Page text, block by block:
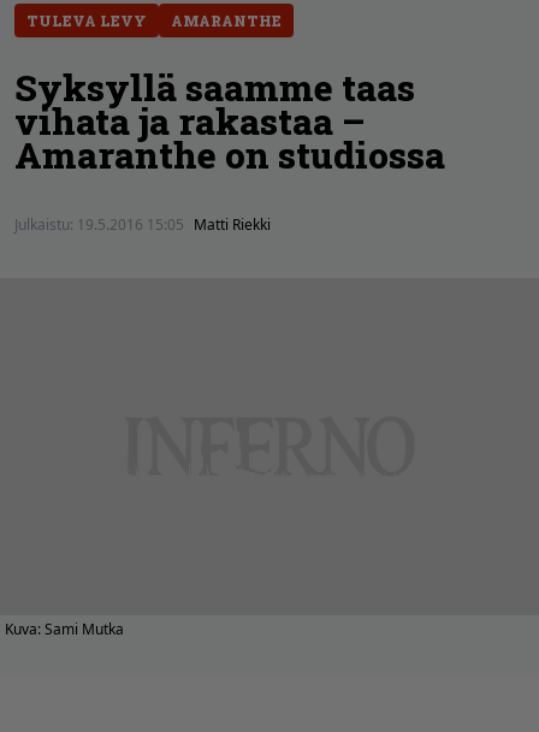
TULEVA LEVY AMARANTHE
Syksyllä saamme taas
vihata ja rakastaa –
Amaranthe on studiossa
Julkaistu: 19.5.2016 15:05 Matti Riekki
Kuva: Sami Mutka